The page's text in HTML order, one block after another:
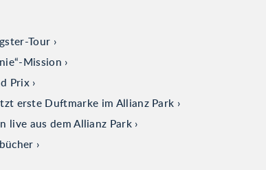
Tour
Mission
Prix
erste Duftmarke im Allianz Park
live aus dem Allianz Park